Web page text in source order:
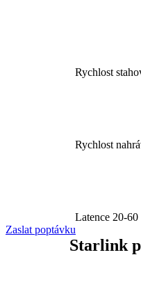
Rychlost
Rychlost
Latence 20-60
Zaslat poptávku
Starlink